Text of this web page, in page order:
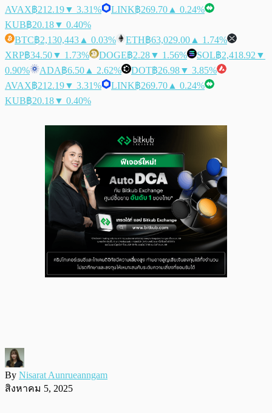
AVAX฿212.19▼ 3.31% LINK฿269.70 ▲ 0.24%
KUB฿20.18▼ 0.40%
BTC฿2,130,443 ▲ 0.03% ETH฿63,029.00 ▲ 1.74%
XRP฿34.50▼ 1.73% DOGE฿2.28▼ 1.56% SOL฿2,418.92 ▼
0.90%
ADA฿6.50 ▲ 2.62% DOT฿26.98▼ 3.85%
AVAX฿212.19▼ 3.31% LINK฿269.70 ▲ 0.24%
KUB฿20.18▼ 0.40%
By Nisarat Aunrueanngam
สิงหาคม 5, 2025